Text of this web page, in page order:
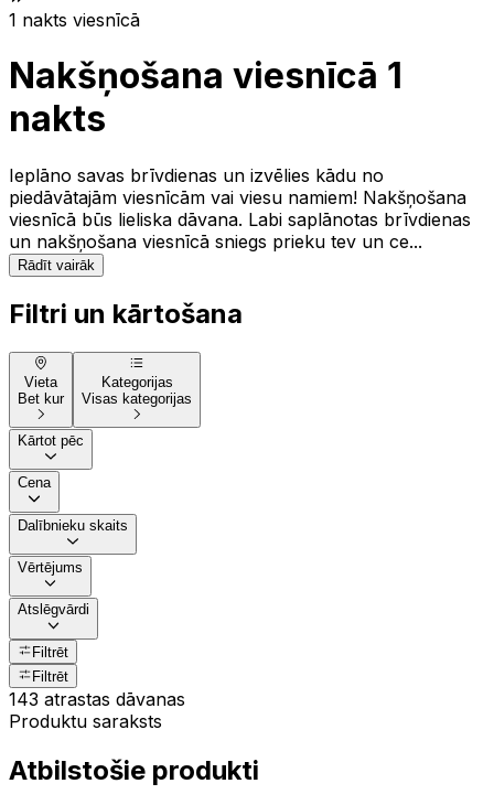
1 nakts viesnīcā
Nakšņošana viesnīcā 1
nakts
Ieplāno savas brīvdienas un izvēlies kādu no
piedāvātajām viesnīcām vai viesu namiem! Nakšņošana
viesnīcā būs lieliska dāvana. Labi saplānotas brīvdienas
un nakšņošana viesnīcā sniegs prieku tev un ce...
Rādīt vairāk
Filtri un kārtošana
Vieta
Bet kur
Kategorijas
Visas kategorijas
Kārtot pēc
Cena
Dalībnieku skaits
Vērtējums
Atslēgvārdi
Filtrēt
Filtrēt
143 atrastas dāvanas
Produktu saraksts
Atbilstošie produkti